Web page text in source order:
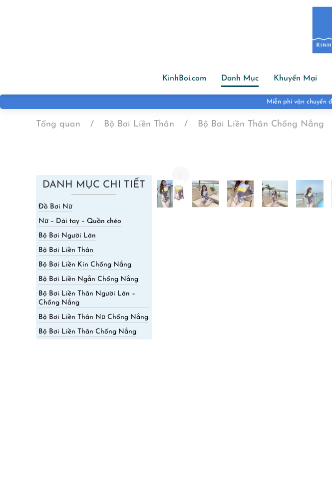
KinhBoi.com Danh Mục Khuyến Mại
Tổng quan Bộ Bơi Liền Thân Bộ Bơi Liền Thân Chống Nắng
DANH MỤC CHI TIẾT
Đồ Bơi Nữ
Nữ – Dài tay – Quần chéo
Bộ Bơi Người Lớn
Bộ Bơi Liền Thân
Bộ Bơi Liền Kín Chống Nắng
Bộ Bơi Liền Ngắn Chống Nắng
Bộ Bơi Liền Thân Người Lớn –
Chống Nắng
Bộ Bơi Liền Thân Nữ Chống Nắng
Bộ Bơi Liền Thân Chống Nắng